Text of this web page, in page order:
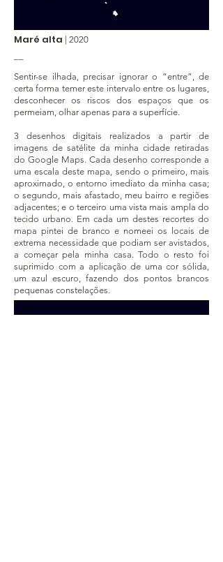
Maré alta
| 2020
Sentir-se ilhada, precisar ignorar o “entre”, de
certa forma temer este intervalo entre os lugares,
desconhecer os riscos dos espaços que os
permeiam, olhar apenas para a superfície.
3 desenhos digitais realizados a partir de
imagens de satélite da minha cidade retiradas
do Google Maps. Cada desenho corresponde a
uma escala deste mapa, sendo o primeiro, mais
aproximado, o entorno imediato da minha casa;
o segundo, mais afastado, meu bairro e regiões
adjacentes; e o terceiro uma vista mais ampla do
tecido urbano. Em cada um destes recortes do
mapa pintei de branco e nomeei os locais de
extrema necessidade que podiam ser avistados,
a começar pela minha casa. Todo o resto foi
suprimido com a aplicação de uma cor sólida,
um azul escuro, fazendo dos pontos brancos
pequenas constelações.